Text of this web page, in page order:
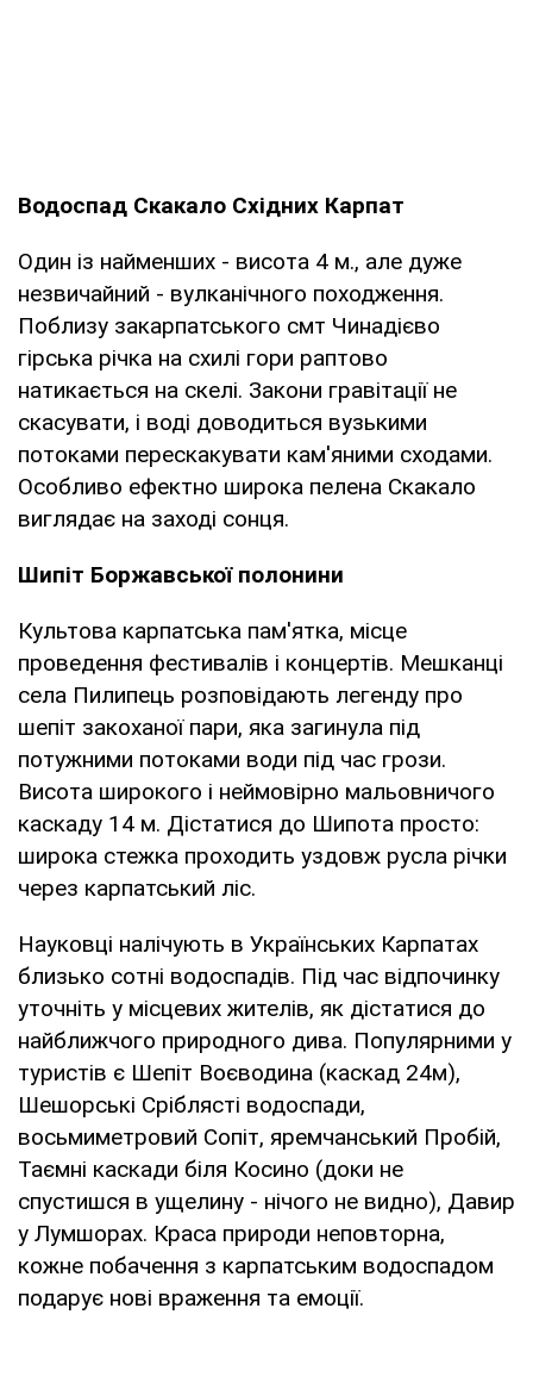
Водоспад Скакало Східних Карпат
Один із найменших - висота 4 м., але дуже
незвичайний - вулканічного походження.
Поблизу закарпатського смт Чинадієво
гірська річка на схилі гори раптово
натикається на скелі. Закони гравітації не
скасувати, і воді доводиться вузькими
потоками перескакувати кам'яними сходами.
Особливо ефектно широка пелена Скакало
виглядає на заході сонця.
Шипіт Боржавської полонини
Культова карпатська пам'ятка, місце
проведення фестивалів і концертів. Мешканці
села Пилипець розповідають легенду про
шепіт закоханої пари, яка загинула під
потужними потоками води під час грози.
Висота широкого і неймовірно мальовничого
каскаду 14 м. Дістатися до Шипота просто:
широка стежка проходить уздовж русла річки
через карпатський ліс.
Науковці налічують в Українських Карпатах
близько сотні водоспадів. Під час відпочинку
уточніть у місцевих жителів, як дістатися до
найближчого природного дива. Популярними у
туристів є Шепіт Воєводина (каскад 24м),
Шешорські Сріблясті водоспади,
восьмиметровий Сопіт, яремчанський Пробій,
Таємні каскади біля Косино (доки не
спустишся в ущелину - нічого не видно), Давир
у Лумшорах. Краса природи неповторна,
кожне побачення з карпатським водоспадом
подарує нові враження та емоції.